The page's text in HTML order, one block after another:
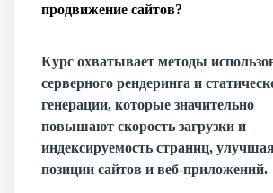
продвижение сайтов?
Курс охватывает методы
серверного рендеринга и
генерации, которые значительно
повышают скорость загрузки и
индексируемость страниц,
позиции сайтов и веб-приложений.